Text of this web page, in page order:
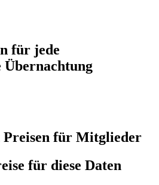
für jede
Übernachtung
für Mitglieder
für diese Daten